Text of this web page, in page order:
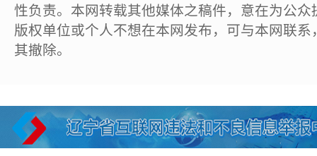
性负责。本网转载其他媒体之稿件，意在为公
版权单位或个人不想在本网发布，可与本网联
其撤除。